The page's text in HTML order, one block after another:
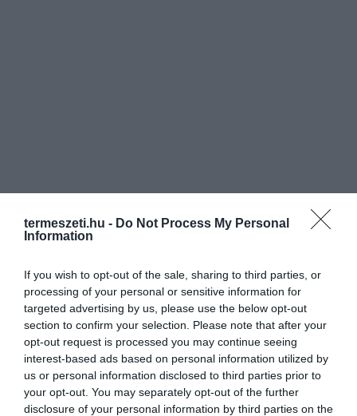
termeszeti.hu - Do Not Process My Personal
Information
If you wish to opt-out of the sale, sharing to third parties, or
processing of your personal or sensitive information for
targeted advertising by us, please use the below opt-out
section to confirm your selection. Please note that after your
opt-out request is processed you may continue seeing
interest-based ads based on personal information utilized by
us or personal information disclosed to third parties prior to
your opt-out. You may separately opt-out of the further
disclosure of your personal information by third parties on the
ELŐZŐ CIKK
A SZIVÁRVÁNY SZÍNEIRE PINGÁLTÁK EGY TÖRÖK FALU HÁZAIT
ÉS MOST AZ INSTAGRAMOZÓK KEDVENCE LETT